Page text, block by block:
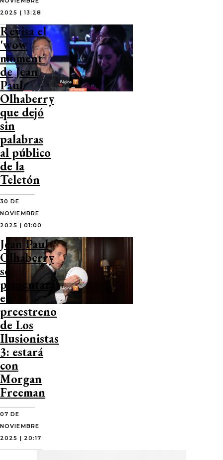
2025 | 13:28
Revisa el
'wow
moment´
de Jean
Paul
Olhaberry
que dejó
sin
palabras
al público
de la
Teletón
30 DE
NOVIEMBRE
2025 | 01:00
Jean Paul
Olhaberry
se
presentará
en
preestreno
de Los
Ilusionistas
3: estará
con
Morgan
Freeman
07 DE
NOVIEMBRE
2025 | 20:17